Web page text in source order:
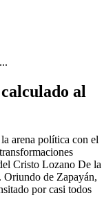
al
arena política con el
Cristo Lozano De la
Oriundo de Zapayán,
por casi todos